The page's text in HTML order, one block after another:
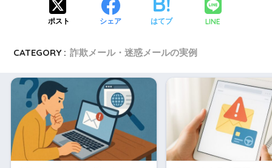
ポスト シェア はてブ LINE
CATEGORY : 詐欺メール・迷惑メールの実例